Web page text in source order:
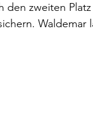
den zweiten
Waldemar